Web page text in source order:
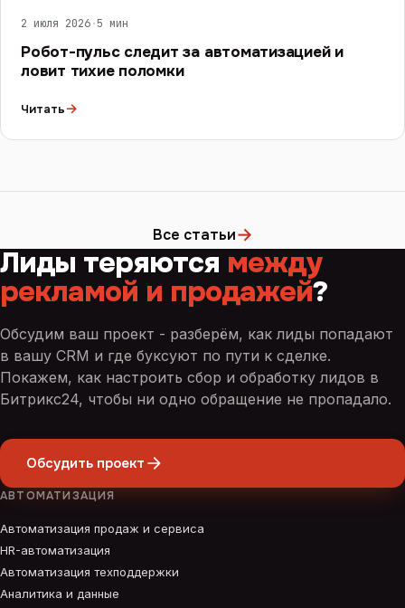
2 июля 2026·5 мин
Робот-пульс следит за автоматизацией и
ловит тихие поломки
Читать→
Все статьи→
Лиды теряются между
рекламой и продажей?
Обсудим ваш проект - разберём, как лиды попадают
в вашу CRM и где буксуют по пути к сделке.
Покажем, как настроить сбор и обработку лидов в
Битрикс24, чтобы ни одно обращение не пропадало.
Обсудить проект
АВТОМАТИЗАЦИЯ
Автоматизация продаж и сервиса
HR-автоматизация
Автоматизация техподдержки
Аналитика и данные